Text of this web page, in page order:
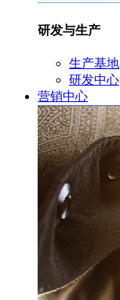
研发与生产
生产基地
研发中心
营销中心